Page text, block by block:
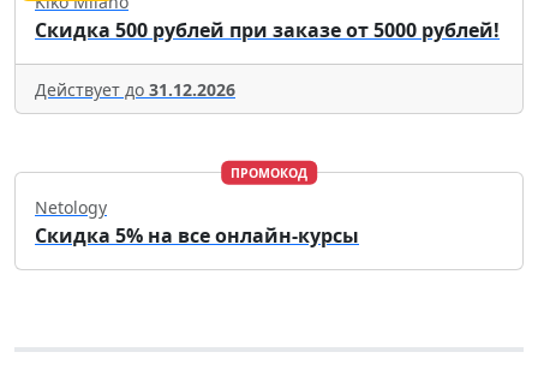
Скидка 500 рублей при заказе от 5000 рублей!
Действует до 31.12.2026
ПРОМОКОД
Netology
Скидка 5% на все онлайн-курсы